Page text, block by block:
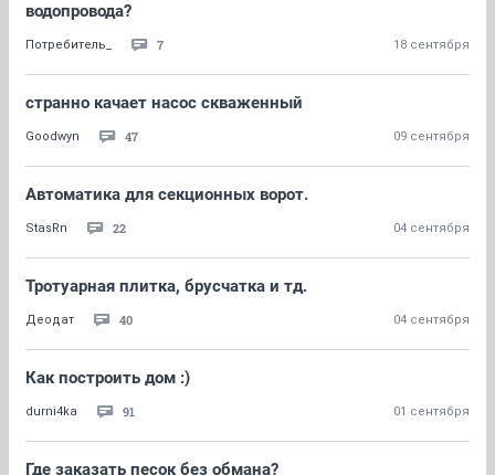
водопровода?
Потребитель_ 7 18 сентября
странно качает насос скваженный
Goodwyn 47 09 сентября
Автоматика для секционных ворот.
StasRn 22 04 сентября
Тротуарная плитка, брусчатка и тд.
Деодат 40 04 сентября
Как построить дом :)
durni4ka 91 01 сентября
Где заказать песок без обмана?